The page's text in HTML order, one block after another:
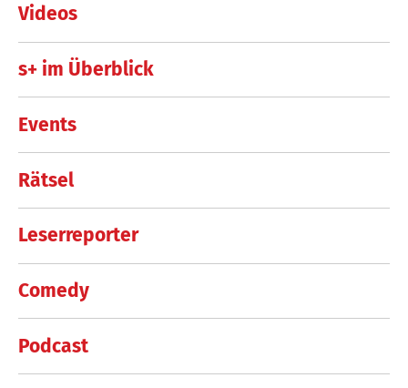
Videos
s+ im Überblick
Events
Rätsel
Leserreporter
Comedy
Podcast